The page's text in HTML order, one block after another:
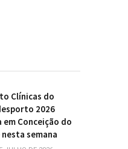
Clínicas do
2026
em Conceição do
semana